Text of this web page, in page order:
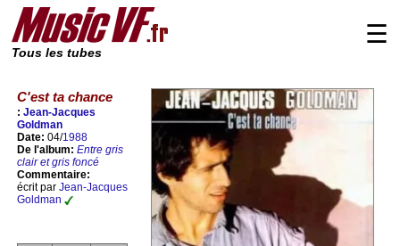
Tous les tubes
☰
C'est ta chance
: Jean-Jacques
Goldman
Date: 04/1988
De l'album: Entre gris
clair et gris foncé
Commentaire:
écrit par Jean-Jacques
Goldman